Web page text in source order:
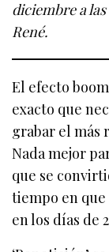
diciembre a
René.
El efecto
exacto que
grabar el más
Nada mejor
que se
tiempo en
en los días de